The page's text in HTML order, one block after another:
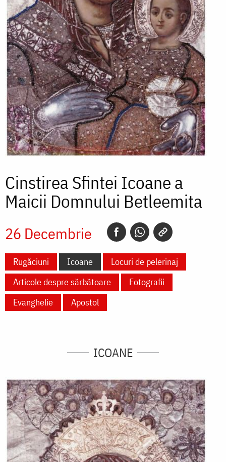
Cinstirea Sfintei Icoane a
Maicii Domnului Betleemita
26 Decembrie
Rugăciuni Icoane
Locuri de pelerinaj
Articole despre sărbătoare
Fotografii
Evanghelie
Apostol
ICOANE